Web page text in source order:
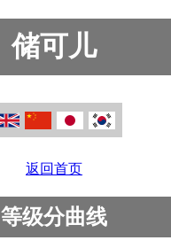
储可儿
返回首页
等级分曲线